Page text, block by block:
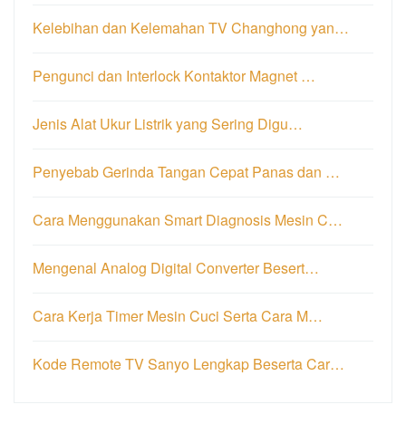
Kelebihan dan Kelemahan TV Changhong yan…
Pengunci dan Interlock Kontaktor Magnet …
Jenis Alat Ukur Listrik yang Sering Digu…
Penyebab Gerinda Tangan Cepat Panas dan …
Cara Menggunakan Smart Diagnosis Mesin C…
Mengenal Analog Digital Converter Besert…
Cara Kerja Timer Mesin Cuci Serta Cara M…
Kode Remote TV Sanyo Lengkap Beserta Car…